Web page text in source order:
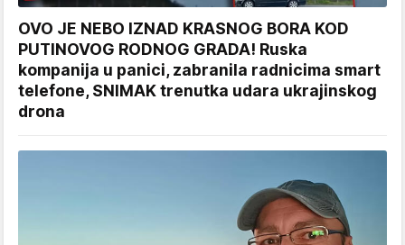
OVO JE NEBO IZNAD KRASNOG BORA KOD
PUTINOVOG RODNOG GRADA! Ruska
kompanija u panici, zabranila radnicima smart
telefone, SNIMAK trenutka udara ukrajinskog
drona